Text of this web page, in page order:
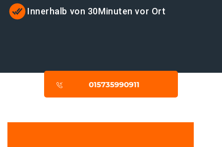
Innerhalb von 30Minuten vor Ort